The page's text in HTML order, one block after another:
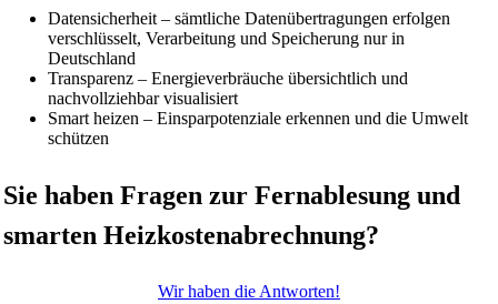
Datensicherheit – sämtliche Datenübertragungen erfolgen
verschlüsselt, Verarbeitung und Speicherung nur in
Deutschland
Transparenz – Energieverbräuche übersichtlich und
nachvollziehbar visualisiert
Smart heizen – Einsparpotenziale erkennen und die Umwelt
schützen
Sie haben Fragen zur Fernablesung und
smarten Heizkosten­abrechnung?
Wir haben die Antworten!